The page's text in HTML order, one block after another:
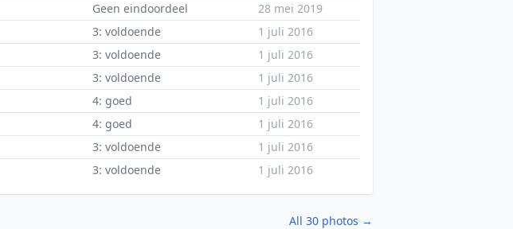
Geen eindoordeel
28 mei 2019
3: voldoende
1 juli 2016
3: voldoende
1 juli 2016
3: voldoende
1 juli 2016
4: goed
1 juli 2016
4: goed
1 juli 2016
3: voldoende
1 juli 2016
3: voldoende 1 juli 2016
All 30 photos →